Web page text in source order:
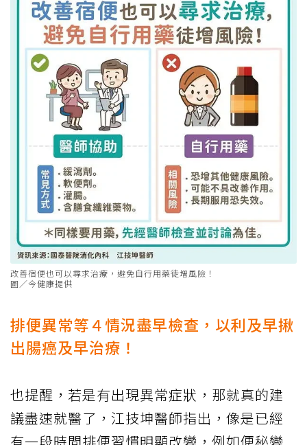
改善宿便也可以尋求治療，避免自行用藥徒增風險！
圖／今健康提供
排便異常等４情況盡早檢查，以利及早揪
出腸癌及早治療！
也提醒，若是有出現異常症狀，那就真的建
議盡速就醫了，江技坤醫師指出，像是已經
有一段時間排便習慣明顯改變，例如便秘變